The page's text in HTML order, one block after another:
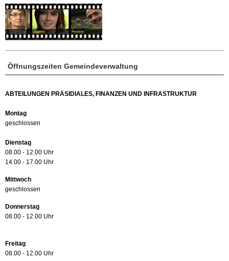
Öffnungszeiten Gemeindeverwaltung
ABTEILUNGEN PRÄSIDIALES, FINANZEN UND INFRASTRUKTUR
Montag
geschlossen
Dienstag
08.00 - 12.00 Uhr
14.00 - 17.00 Uhr
Mittwoch
geschlossen
Donnerstag
08.00 - 12.00 Uhr
Freitag
08.00 - 12.00 Uhr